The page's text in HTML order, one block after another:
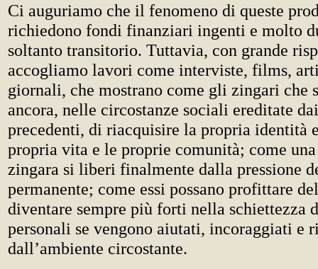
Ci auguriamo che il fenomeno di queste
richiedono fondi finanziari ingenti e molto
soltanto transitorio. Tuttavia, con grande
accogliamo lavori come interviste, films,
giornali, che mostrano come gli zingari che
ancora, nelle circostanze sociali ereditate
precedenti, di riacquisire la propria identità
propria vita e le proprie comunità; come
zingara si liberi finalmente dalla pressione
permanente; come essi possano profittare
diventare sempre più forti nella schiettezza
personali se vengono aiutati, incoraggiati e
dall’ambiente circostante.